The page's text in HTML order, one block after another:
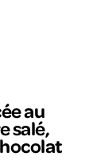
au
salé,